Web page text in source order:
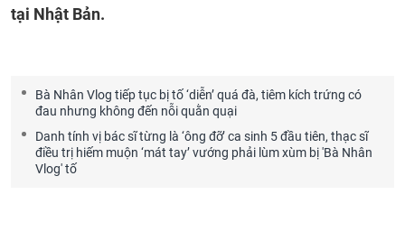
tại Nhật Bản.
Bà Nhân Vlog tiếp tục bị tố ‘diễn’ quá đà, tiêm kích trứng có
đau nhưng không đến nỗi quằn quại
Danh tính vị bác sĩ từng là ‘ông đỡ’ ca sinh 5 đầu tiên, thạc sĩ
điều trị hiếm muộn ‘mát tay’ vướng phải lùm xùm bị 'Bà Nhân
Vlog' tố